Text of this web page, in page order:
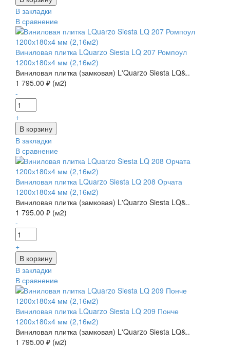
В закладки
В сравнение
Виниловая плитка LQuarzo Siesta LQ 207 Ромпоул
1200х180х4 мм (2,16м2)
Виниловая плитка (замковая) L'Quarzo Siesta LQ&..
1 795.00 ₽ (м2)
-
+
В закладки
В сравнение
Виниловая плитка LQuarzo Siesta LQ 208 Орчата
1200х180х4 мм (2,16м2)
Виниловая плитка (замковая) L'Quarzo Siesta LQ&..
1 795.00 ₽ (м2)
-
+
В закладки
В сравнение
Виниловая плитка LQuarzo Siesta LQ 209 Понче
1200х180х4 мм (2,16м2)
Виниловая плитка (замковая) L'Quarzo Siesta LQ&..
1 795.00 ₽ (м2)